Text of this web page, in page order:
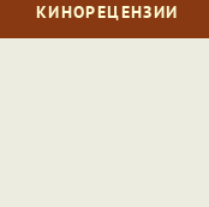
КИНОРЕЦЕНЗИИ